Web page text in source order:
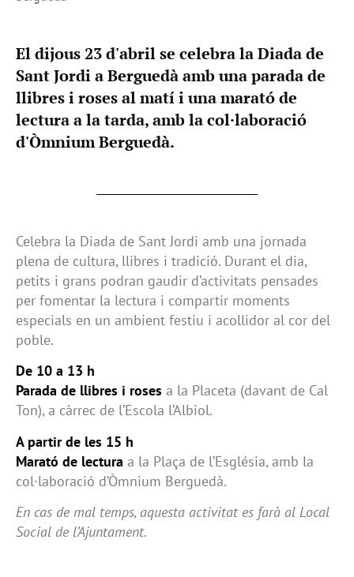
El dijous 23 d'abril se celebra la Diada de
Sant Jordi a Berguedà amb una parada de
llibres i roses al matí i una marató de
lectura a la tarda, amb la col·laboració
d'Òmnium Berguedà.
Celebra la Diada de Sant Jordi amb una jornada
plena de cultura, llibres i tradició. Durant el dia,
petits i grans podran gaudir d’activitats pensades
per fomentar la lectura i compartir moments
especials en un ambient festiu i acollidor al cor del
poble.
De 10 a 13 h
Parada de llibres i roses a la Placeta (davant de Cal
Ton), a càrrec de l’Escola l’Albiol.
A partir de les 15 h
Marató de lectura a la Plaça de l’Església, amb la
col·laboració d’Òmnium Berguedà.
En cas de mal temps, aquesta activitat es farà al Local
Social de l’Ajuntament.